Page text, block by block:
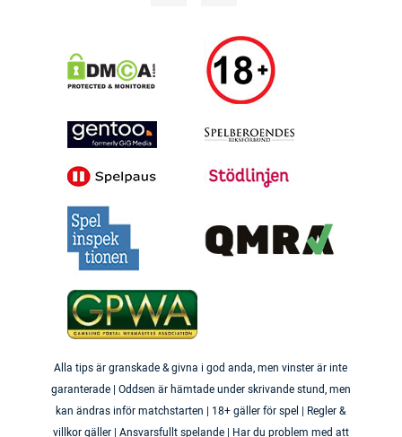
Alla tips är granskade & givna i god anda, men vinster är inte
garanterade | Oddsen är hämtade under skrivande stund, men
kan ändras inför matchstarten | 18+ gäller för spel | Regler &
villkor gäller | Ansvarsfullt spelande | Har du problem med att